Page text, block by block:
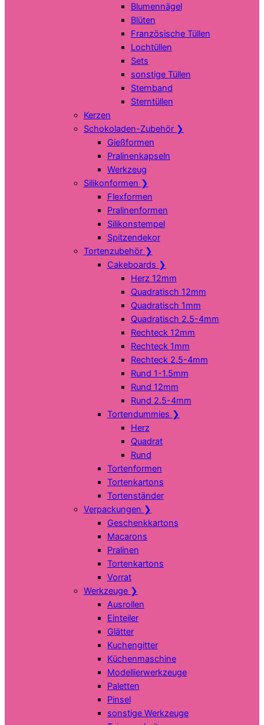
Blumennägel
Blüten
Französische Tüllen
Lochtüllen
Sets
sonstige Tüllen
Sternband
Sterntüllen
Kerzen
Schokoladen-Zubehör ❯
Gießformen
Pralinenkapseln
Werkzeug
Silikonformen ❯
Flexformen
Pralinenformen
Silikonstempel
Spitzendekor
Tortenzubehör ❯
Cakeboards ❯
Herz 12mm
Quadratisch 12mm
Quadratisch 1mm
Quadratisch 2.5-4mm
Rechteck 12mm
Rechteck 1mm
Rechteck 2.5-4mm
Rund 1-1.5mm
Rund 12mm
Rund 2.5-4mm
Tortendummies ❯
Herz
Quadrat
Rund
Tortenformen
Tortenkartons
Tortenständer
Verpackungen ❯
Geschenkkartons
Macarons
Pralinen
Tortenkartons
Vorrat
Werkzeuge ❯
Ausrollen
Einteiler
Glätter
Kuchengitter
Küchenmaschine
Modellierwerkzeuge
Paletten
Pinsel
sonstige Werkzeuge